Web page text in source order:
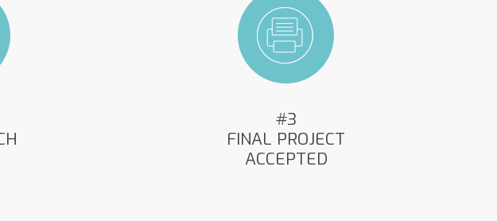
#3
FINAL PROJECT
ACCEPTED